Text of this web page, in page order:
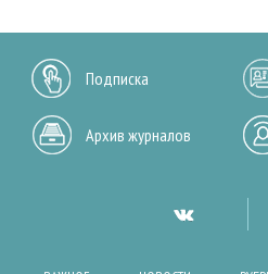
Подписка
Архив журналов